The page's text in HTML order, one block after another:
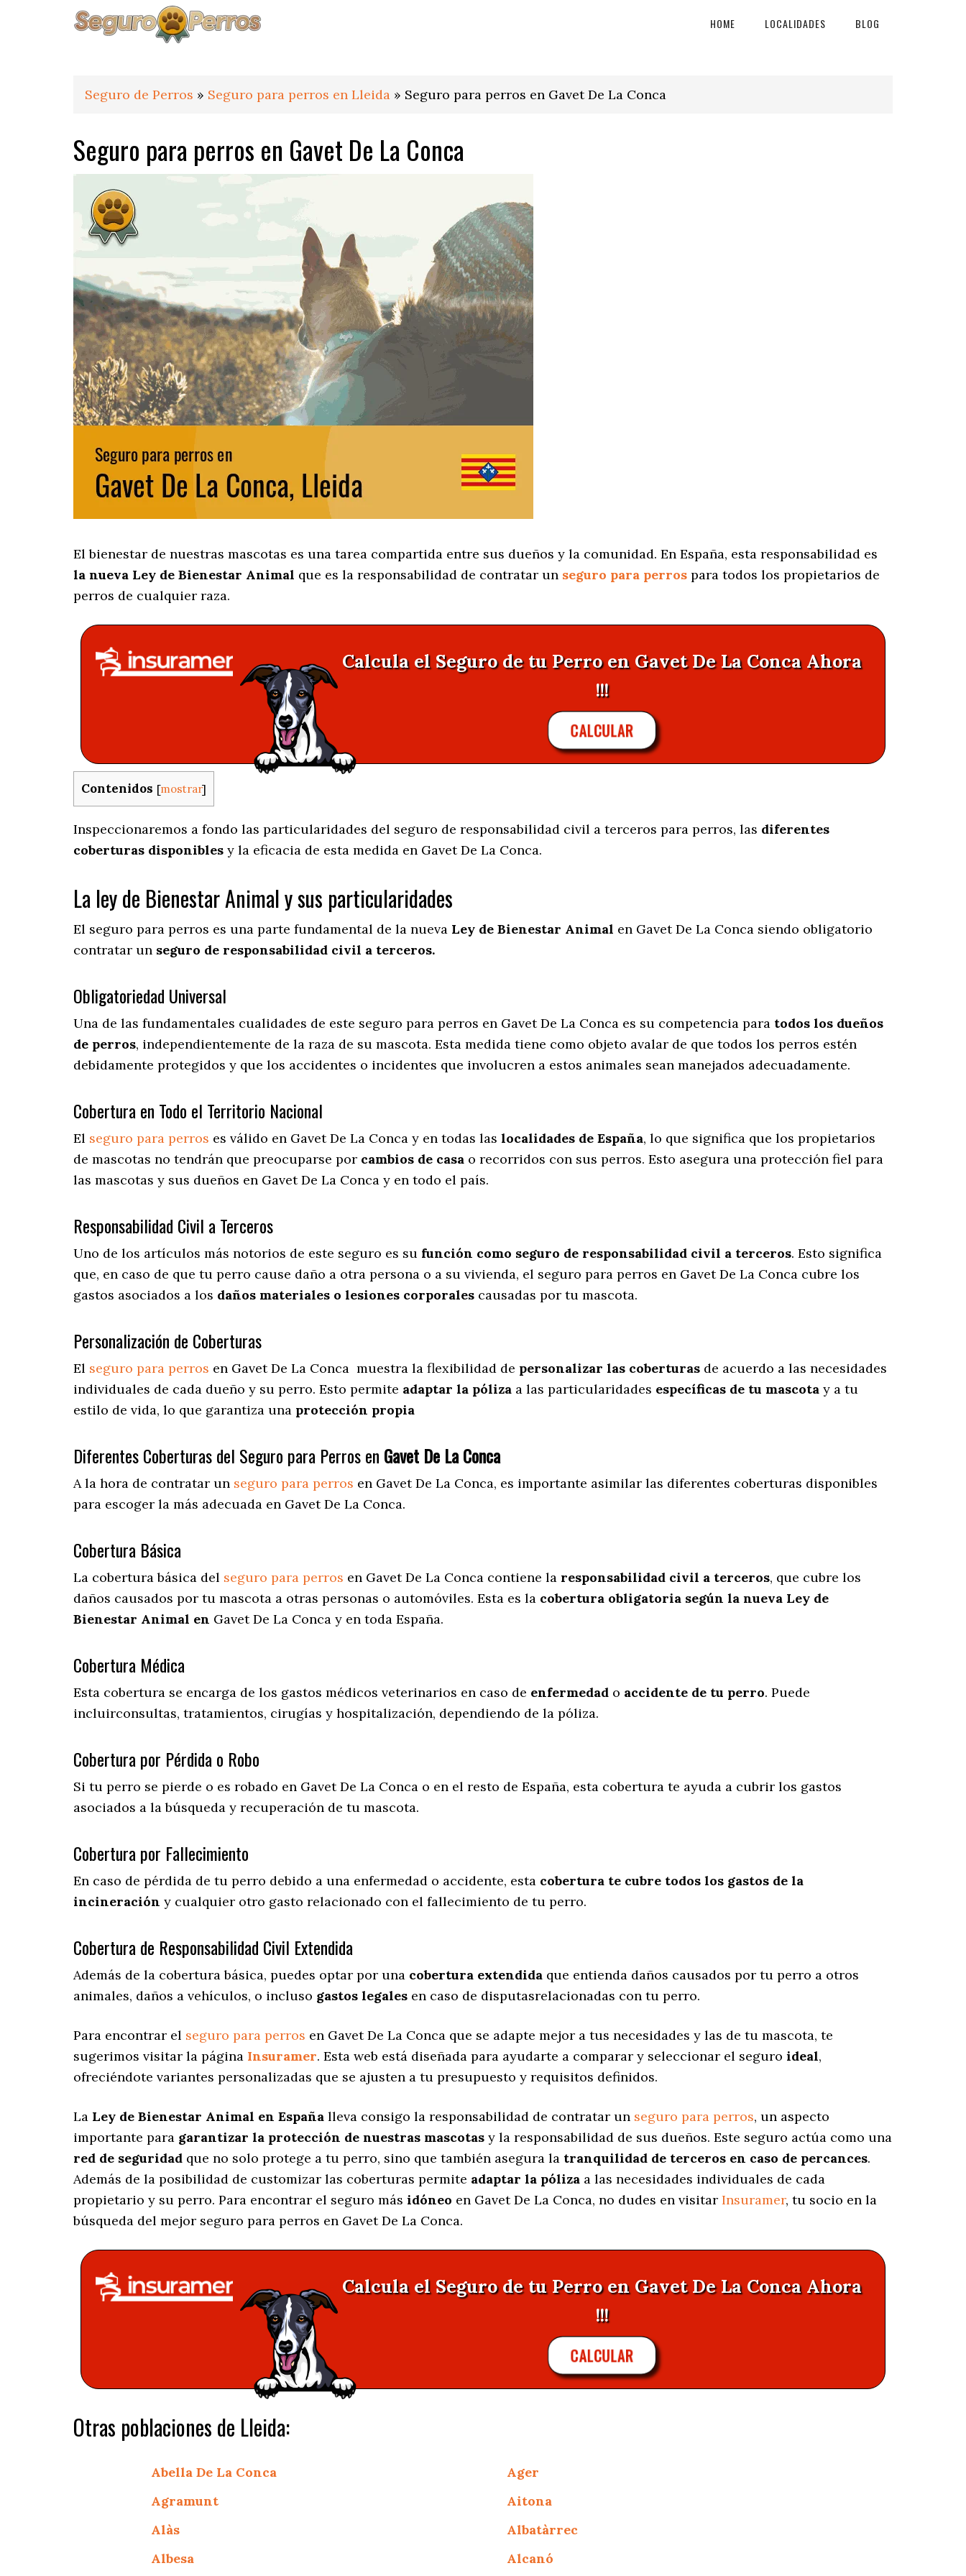
HOME LOCALIDADES BLOG
Seguro de Perros » Seguro para perros en Lleida » Seguro para perros en Gavet De La Conca
Seguro para perros en Gavet De La Conca
El bienestar de nuestras mascotas es una tarea compartida entre sus dueños y la comunidad. En España, esta responsabilidad es
la nueva Ley de Bienestar Animal que es la responsabilidad de contratar un seguro para perros para todos los propietarios de
perros de cualquier raza.
Calcula el Seguro de tu Perro en Gavet De La Conca Ahora
!!!
CALCULAR
Contenidos [mostrar]
Inspeccionaremos a fondo las particularidades del seguro de responsabilidad civil a terceros para perros, las diferentes
coberturas disponibles y la eficacia de esta medida en Gavet De La Conca.
La ley de Bienestar Animal y sus particularidades
El seguro para perros es una parte fundamental de la nueva Ley de Bienestar Animal en Gavet De La Conca siendo obligatorio
contratar un seguro de responsabilidad civil a terceros.
Obligatoriedad Universal
Una de las fundamentales cualidades de este seguro para perros en Gavet De La Conca es su competencia para todos los dueños
de perros, independientemente de la raza de su mascota. Esta medida tiene como objeto avalar de que todos los perros estén
debidamente protegidos y que los accidentes o incidentes que involucren a estos animales sean manejados adecuadamente.
Cobertura en Todo el Territorio Nacional
El seguro para perros es válido en Gavet De La Conca y en todas las localidades de España, lo que significa que los propietarios
de mascotas no tendrán que preocuparse por cambios de casa o recorridos con sus perros. Esto asegura una protección fiel para
las mascotas y sus dueños en Gavet De La Conca y en todo el país.
Responsabilidad Civil a Terceros
Uno de los artículos más notorios de este seguro es su función como seguro de responsabilidad civil a terceros. Esto significa
que, en caso de que tu perro cause daño a otra persona o a su vivienda, el seguro para perros en Gavet De La Conca cubre los
gastos asociados a los daños materiales o lesiones corporales causadas por tu mascota.
Personalización de Coberturas
El seguro para perros en Gavet De La Conca muestra la flexibilidad de personalizar las coberturas de acuerdo a las necesidades
individuales de cada dueño y su perro. Esto permite adaptar la póliza a las particularidades específicas de tu mascota y a tu
estilo de vida, lo que garantiza una protección propia
Diferentes Coberturas del Seguro para Perros en Gavet De La Conca
A la hora de contratar un seguro para perros en Gavet De La Conca, es importante asimilar las diferentes coberturas disponibles
para escoger la más adecuada en Gavet De La Conca.
Cobertura Básica
La cobertura básica del seguro para perros en Gavet De La Conca contiene la responsabilidad civil a terceros, que cubre los
daños causados por tu mascota a otras personas o automóviles. Esta es la cobertura obligatoria según la nueva Ley de
Bienestar Animal en Gavet De La Conca y en toda España.
Cobertura Médica
Esta cobertura se encarga de los gastos médicos veterinarios en caso de enfermedad o accidente de tu perro. Puede
incluirconsultas, tratamientos, cirugías y hospitalización, dependiendo de la póliza.
Cobertura por Pérdida o Robo
Si tu perro se pierde o es robado en Gavet De La Conca o en el resto de España, esta cobertura te ayuda a cubrir los gastos
asociados a la búsqueda y recuperación de tu mascota.
Cobertura por Fallecimiento
En caso de pérdida de tu perro debido a una enfermedad o accidente, esta cobertura te cubre todos los gastos de la
incineración y cualquier otro gasto relacionado con el fallecimiento de tu perro.
Cobertura de Responsabilidad Civil Extendida
Además de la cobertura básica, puedes optar por una cobertura extendida que entienda daños causados por tu perro a otros
animales, daños a vehículos, o incluso gastos legales en caso de disputasrelacionadas con tu perro.
Para encontrar el seguro para perros en Gavet De La Conca que se adapte mejor a tus necesidades y las de tu mascota, te
sugerimos visitar la página Insuramer. Esta web está diseñada para ayudarte a comparar y seleccionar el seguro ideal,
ofreciéndote variantes personalizadas que se ajusten a tu presupuesto y requisitos definidos.
La Ley de Bienestar Animal en España lleva consigo la responsabilidad de contratar un seguro para perros, un aspecto
importante para garantizar la protección de nuestras mascotas y la responsabilidad de sus dueños. Este seguro actúa como una
red de seguridad que no solo protege a tu perro, sino que también asegura la tranquilidad de terceros en caso de percances.
Además de la posibilidad de customizar las coberturas permite adaptar la póliza a las necesidades individuales de cada
propietario y su perro. Para encontrar el seguro más idóneo en Gavet De La Conca, no dudes en visitar Insuramer, tu socio en la
búsqueda del mejor seguro para perros en Gavet De La Conca.
Calcula el Seguro de tu Perro en Gavet De La Conca Ahora
!!!
CALCULAR
Otras poblaciones de Lleida:
Abella De La Conca
Ager
Agramunt
Aitona
Alàs
Albatàrrec
Albesa
Alcanó